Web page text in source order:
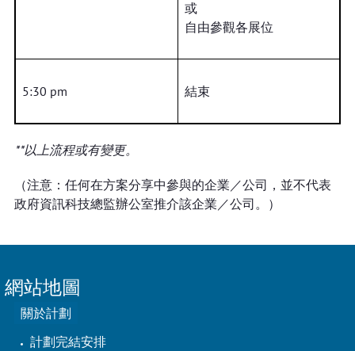
或
自由參觀各展位
5:30 pm 結束
**以上流程或有變更。
（注意：任何在方案分享中參與的企業／公司，並不代表
政府資訊科技總監辦公室推介該企業／公司。）
網站地圖
關於計劃
計劃完結安排